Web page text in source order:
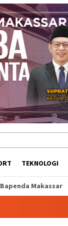
TEKNOLOGI
Bapenda Makassar